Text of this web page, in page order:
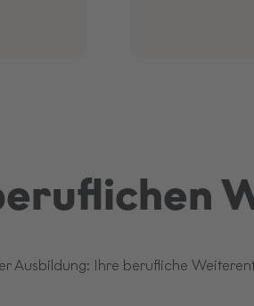
Ausbildung: Ihre berufliche